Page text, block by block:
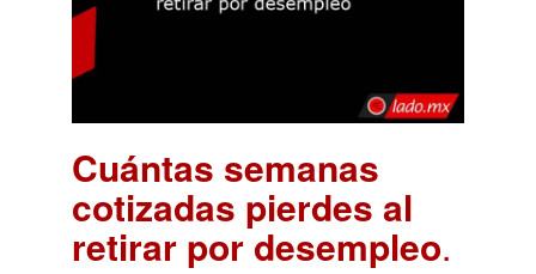
Cuántas semanas
cotizadas pierdes al
retirar por desempleo.